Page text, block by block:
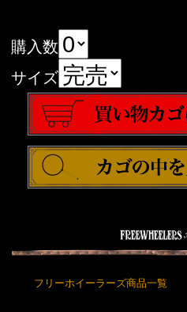
購入数
サイズ
フリーホイーラーズ商品一覧